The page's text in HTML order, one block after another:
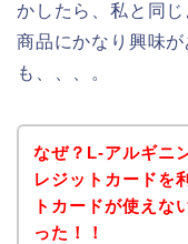
かしたら、私と同
商品にかなり興味
も、、、。
なぜ？L-アルギニ
レジットカードを
トカードが使えな
った！！